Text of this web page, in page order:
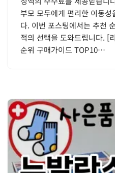
부모 모두에게 편리한 이동
다. 이번 포스팅에서는 추천
적의 선택을 도와드립니다. [
순위 구매가이드 TOP10…